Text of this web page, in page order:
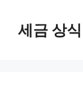
세금 상식